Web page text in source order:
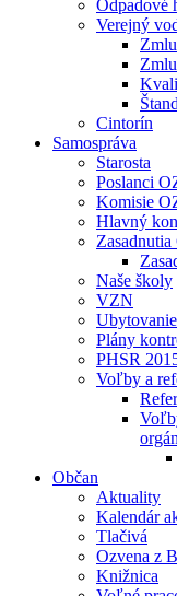
Odpadové
Verejný
Cintorín
Samospráva
Starosta
Poslanci
Komisie
Hlavný
Zasadnutia
Naše školy
VZN
Plány
PHSR
Voľby a
Občan
Aktuality
Kalendár
Tlačivá
Ozvena z
Knižnica